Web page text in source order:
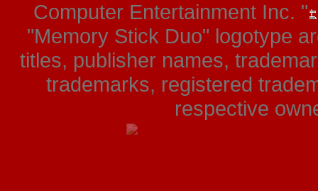
Computer Entertainment Inc. "
"Memory Stick Duo" logotype
titles, publisher names,
trademarks, registered
respective